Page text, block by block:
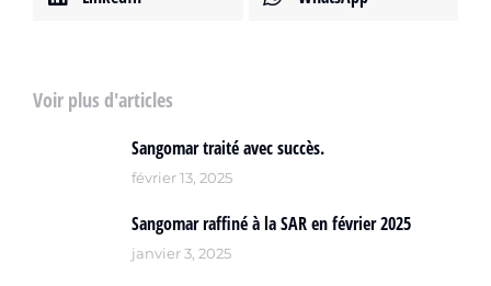
Voir plus d'articles
Sangomar traité avec succès.
février 13, 2025
Sangomar raffiné à la SAR en février 2025
janvier 3, 2025